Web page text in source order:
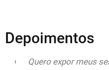
Depoimentos
Quero expor meus